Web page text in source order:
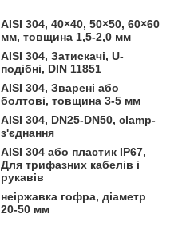
AISI 304, 40×40, 50×50, 60×60
мм, товщина 1,5-2,0 мм
AISI 304, Затискачі, U-
подібні, DIN 11851
AISI 304, Зварені або
болтові, товщина 3-5 мм
AISI 304, DN25-DN50, clamp-
з'єднання
AISI 304 або пластик IP67,
Для трифазних кабелів і
рукавів
неіржавка гофра, діаметр
20-50 мм